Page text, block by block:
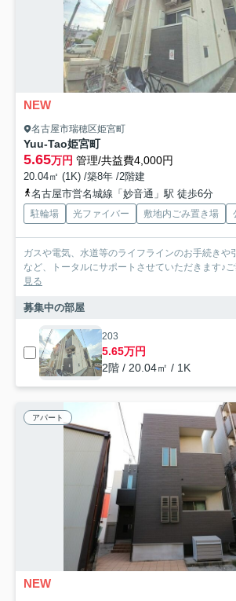
NEW
名古屋市瑞穂区姫宮町
Yuu-Tao姫宮町
5.65万円 管理/共益費4,000円
20.04㎡ (1K) /築8年 /2階建
名古屋市営名城線「妙音通」駅 徒歩6分
駐輪場 光ファイバー 敷地内ごみ置き場
ガスや電気、水道等のライフラインのお手続きや
など、トータルにサポートさせていただきます♪
見る
募集中の部屋
203
5.65万円
2階 / 20.04㎡ / 1K
アパート
NEW